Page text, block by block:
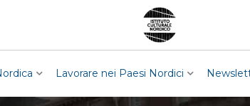
Lavorare nei Paesi Nordici